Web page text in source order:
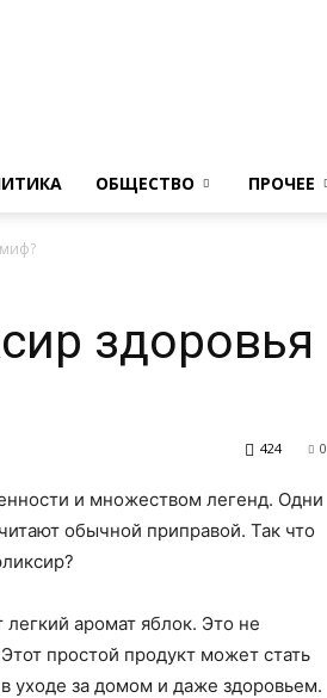
России
ОБЩЕСТВО ПРОЧЕЕ
здоровья
0
424
и множеством легенд. Одни
обычной приправой. Так что
легкий аромат яблок. Это не
простой продукт может стать
уходе за домом и даже здоровьем.